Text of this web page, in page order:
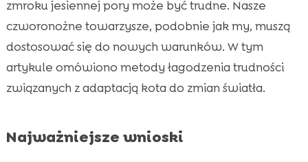
 Zastosowanie CricksyCat dla lepszego
samopoczucia kota
 Purrfect Life – idealne podłoże dla kota
 Monitorowanie zdrowia kota podczas zmiany
pór roku

Wpływ diety na kocie zdrowie w okresie
zmroku jesiennej pory może być trudne. Nasze
czworonożne towarzysze, podobnie jak my, muszą
dostosować się do nowych warunków. W tym
artykule omówiono metody łagodzenia trudności
związanych z adaptacją kota do zmian światła.
Najważniejsze wnioski